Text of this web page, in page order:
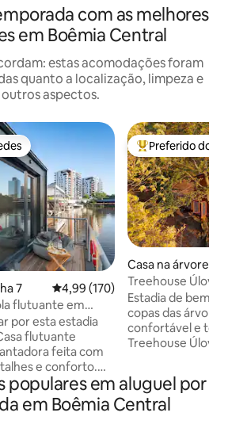
com as melhores
em Boêmia Central
estas acomodações foram
quanto a localização, limpeza e
outros aspectos.
7 4,99 de uma avaliação média de
4,99 (170)
flutuante em
por esta estadia
flutuante
feita com
e conforto.
uma estadia
querer sair. Você
observar o
Entre os
Preferido dos
Casa na árvore ⋅
Treehouse
Estadia de bem-
copas das
confortável e
Treehouse
de uma pequena
em uma encosta
troncos e troncos
populares em aluguel por
em Boêmia Central